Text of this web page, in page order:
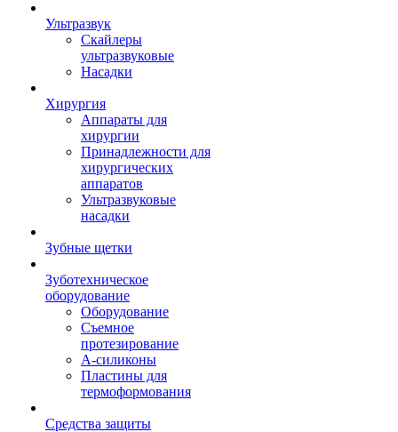
Ультразвук
Скайлеры
ультразвуковые
Насадки
Хирургия
Аппараты для
хирургии
Принадлежности для
хирургических
аппаратов
Ультразвуковые
насадки
Зубные щетки
Зуботехническое
оборудование
Оборудование
Съемное
протезирование
А-силиконы
Пластины для
термоформования
Средства защиты